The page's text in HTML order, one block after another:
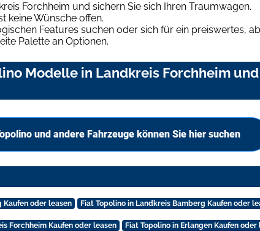
Forchheim und sichern Sie sich Ihren Traumwagen.
keine Wünsche offen.
Features suchen oder sich für ein preiswertes,
Palette an Optionen.
Modelle in Landkreis Forchheim
und andere Fahrzeuge können Sie hier suchen
Kaufen oder leasen Fiat Topolino in Landkreis Bamberg Kaufen oder
Forchheim Kaufen oder leasen Fiat Topolino in Erlangen Kaufen oder